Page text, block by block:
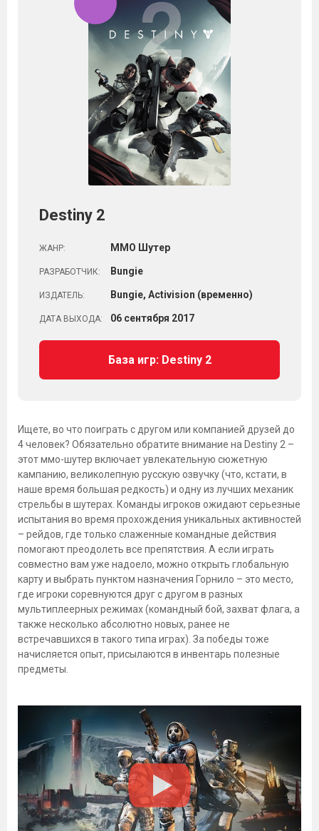
Destiny 2
ЖАНР: ММО Шутер
РАЗРАБОТЧИК: Bungie
ИЗДАТЕЛЬ: Bungie, Activision (временно)
ДАТА ВЫХОДА: 06 сентября 2017
База игр: Destiny 2
Ищете, во что поиграть с другом или компанией друзей до
4 человек? Обязательно обратите внимание на Destiny 2 –
этот ммо-шутер включает увлекательную сюжетную
кампанию, великолепную русскую озвучку (что, кстати, в
наше время большая редкость) и одну из лучших механик
стрельбы в шутерах. Команды игроков ожидают серьезные
испытания во время прохождения уникальных активностей
– рейдов, где только слаженные командные действия
помогают преодолеть все препятствия. А если играть
совместно вам уже надоело, можно открыть глобальную
карту и выбрать пунктом назначения Горнило – это место,
где игроки соревнуются друг с другом в разных
мультиплеерных режимах (командный бой, захват флага, а
также несколько абсолютно новых, ранее не
встречавшихся в такого типа играх). За победы тоже
начисляется опыт, присылаются в инвентарь полезные
предметы.